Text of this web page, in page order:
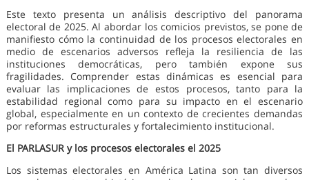
Este texto presenta un análisis descriptivo del panorama
electoral de 2025. Al abordar los comicios previstos, se pone de
manifiesto cómo la continuidad de los procesos electorales en
medio de escenarios adversos refleja la resiliencia de las
instituciones democráticas, pero también expone sus
fragilidades. Comprender estas dinámicas es esencial para
evaluar las implicaciones de estos procesos, tanto para la
estabilidad regional como para su impacto en el escenario
global, especialmente en un contexto de crecientes demandas
por reformas estructurales y fortalecimiento institucional.
El PARLASUR y los procesos electorales el 2025
Los sistemas electorales en América Latina son tan diversos